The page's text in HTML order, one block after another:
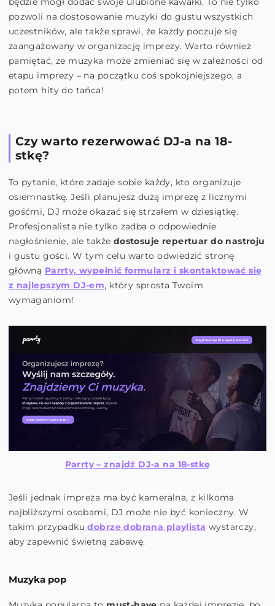
pozwoli na dostosowanie muzyki do gustu wszystkich
uczestników, ale także sprawi, że każdy poczuje się
zaangażowany w organizację imprezy. Warto również
pamiętać, że muzyka może zmieniać się w zależności od
etapu imprezy – na początku coś spokojniejszego, a
potem hity do tańca!
Czy warto rezerwować DJ-a na 18-
stkę?
To pytanie, które zadaje sobie każdy, kto organizuje
osiemnastkę. Jeśli planujesz dużą imprezę z licznymi
gośćmi, DJ może okazać się strzałem w dziesiątkę.
Profesjonalista nie tylko zadba o odpowiednie
nagłośnienie, ale także dostosuje repertuar do nastroju
i gustu gości. W tym celu warto odwiedzić stronę
główną Parrty, wypełnić formularz i skontaktować się
z najlepszym DJ-em, który sprosta Twoim
wymaganiom!
Parrty – znajdź DJ-a na 18-stkę
Jeśli jednak impreza ma być kameralna, z kilkoma
najbliższymi osobami, DJ może nie być konieczny. W
takim przypadkudobrze dobrana playlista wystarczy,
aby zapewnić świetną zabawę.
Muzyka pop